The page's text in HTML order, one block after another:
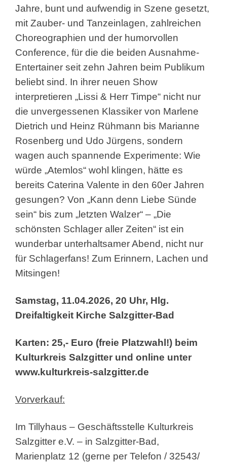
Jahre, bunt und aufwendig in Szene gesetzt,
mit Zauber- und Tanzeinlagen, zahlreichen
Choreographien und der humorvollen
Conference, für die die beiden Ausnahme-
Entertainer seit zehn Jahren beim Publikum
beliebt sind. In ihrer neuen Show
interpretieren „Lissi & Herr Timpe“ nicht nur
die unvergessenen Klassiker von Marlene
Dietrich und Heinz Rühmann bis Marianne
Rosenberg und Udo Jürgens, sondern
wagen auch spannende Experimente: Wie
würde „Atemlos“ wohl klingen, hätte es
bereits Caterina Valente in den 60er Jahren
gesungen? Von „Kann denn Liebe Sünde
sein“ bis zum „letzten Walzer“ – „Die
schönsten Schlager aller Zeiten“ ist ein
wunderbar unterhaltsamer Abend, nicht nur
für Schlagerfans! Zum Erinnern, Lachen und
Mitsingen!
Samstag, 11.04.2026, 20 Uhr, Hlg.
Dreifaltigkeit Kirche Salzgitter-Bad
Karten: 25,- Euro (freie Platzwahl!) beim
Kulturkreis Salzgitter und online unter
www.kulturkreis-salzgitter.de
Vorverkauf:
Im Tillyhaus – Geschäftsstelle Kulturkreis
Salzgitter e.V. – in Salzgitter-Bad,
Marienplatz 12 (gerne per Telefon / 32543/